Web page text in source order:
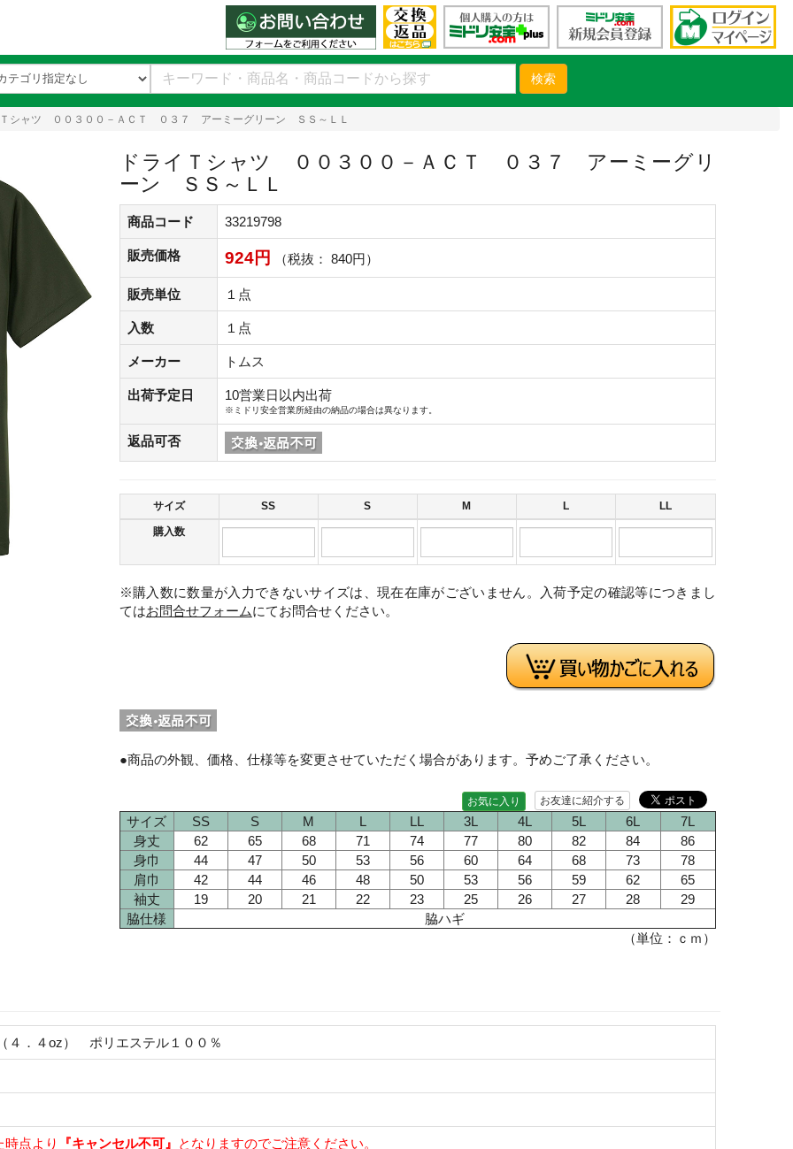
検索
シャツ ００３００－ＡＣＴ ０３７ アーミーグリーン ＳＳ～ＬＬ
ドライＴシャツ ００３００－ＡＣＴ ０３７ アーミーグリ
ーン ＳＳ～ＬＬ
商品コード 33219798
販売価格 924円 （税抜： 840円）
販売単位 １点
入数 １点
メーカー トムス
出荷予定日 10営業日以内出荷
※ミドリ安全営業所経由の納品の場合は異なります。
返品可否
サイズ SS S M L LL
購入数
※購入数に数量が入力できないサイズは、現在在庫がございません。入荷予定の確認等につきまし
てはお問合せフォームにてお問合せください。
●商品の外観、価格、仕様等を変更させていただく場合があります。予めご了承ください。
お友達に紹介する
お気に入り
サイズ SS S M L LL 3L 4L 5L 6L
7L
身丈
62 65 68 71 74 77 80 82 84
86
身巾
44 47 50 53 56 60 64 68 73
78
肩巾
42 44 46 48 50 53 56 59 62
65
袖丈
19 20 21 22 23 25 26 27 28
29
脇仕様
脇ハギ
（単位：ｃｍ）
４．４oz） ポリエステル１００％
点より 『キャンセル不可』 となりますのでご注意ください。